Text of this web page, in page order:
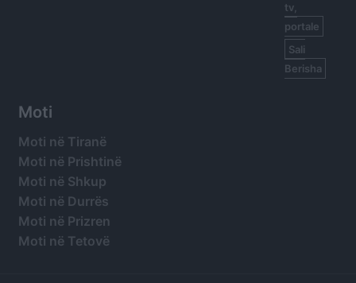
tv,
portale
Sali
Berisha
Moti
Moti në Tiranë
Moti në Prishtinë
Moti në Shkup
Moti në Durrës
Moti në Prizren
Moti në Tetovë